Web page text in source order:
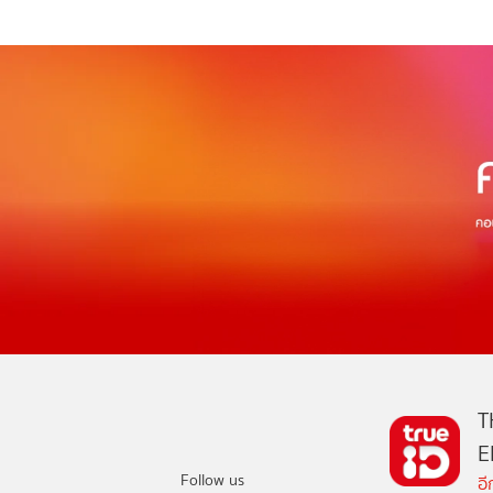
Follow us อี